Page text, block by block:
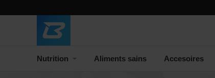
Nutrition Aliments sains Accesoires